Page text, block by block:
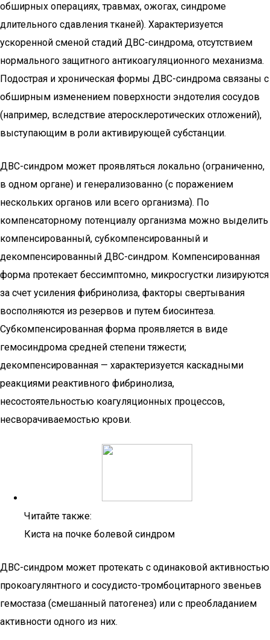
обширных операциях, травмах, ожогах, синдроме
длительного сдавления тканей). Характеризуется
ускоренной сменой стадий ДВС-синдрома, отсутствием
нормального защитного антикоагуляционного механизма.
Подострая и хроническая формы ДВС-синдрома связаны с
обширным изменением поверхности эндотелия сосудов
(например, вследствие атеросклеротических отложений),
выступающим в роли активирующей субстанции.
ДВС-синдром может проявляться локально (ограниченно,
в одном органе) и генерализованно (с поражением
нескольких органов или всего организма). По
компенсаторному потенциалу организма можно выделить
компенсированный, субкомпенсированный и
декомпенсированный ДВС-синдром. Компенсированная
форма протекает бессимптомно, микросгустки лизируются
за счет усиления фибринолиза, факторы свертывания
восполняются из резервов и путем биосинтеза.
Субкомпенсированная форма проявляется в виде
гемосиндрома средней степени тяжести;
декомпенсированная — характеризуется каскадными
реакциями реактивного фибринолиза,
несостоятельностью коагуляционных процессов,
несворачиваемостью крови.
Читайте также:
Киста на почке болевой синдром
ДВС-синдром может протекать с одинаковой активностью
прокоагулянтного и сосудисто-тромбоцитарного звеньев
гемостаза (смешанный патогенез) или с преобладанием
активности одного из них.